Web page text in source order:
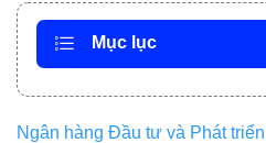
Mục lục
Ngân hàng Đầu tư và Phát